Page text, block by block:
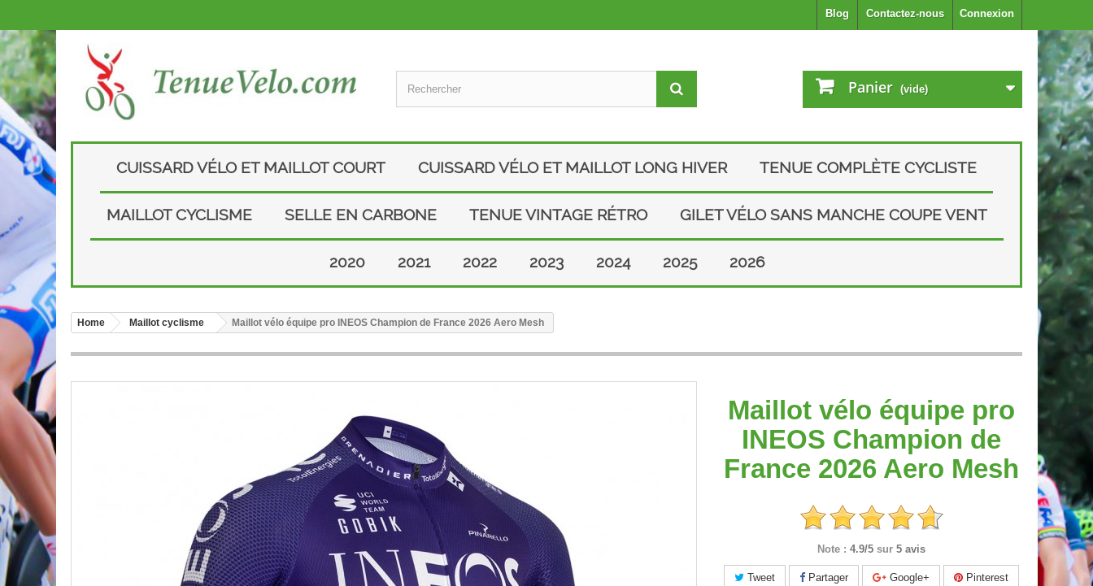
Connexion
Contactez-nous
Blog
Panier (vide)
CUISSARD VÉLO ET MAILLOT COURT CUISSARD VÉLO ET MAILLOT LONG HIVER TENUE COMPLÈTE CYCLISTE
MAILLOT CYCLISME SELLE EN CARBONE TENUE VINTAGE RÉTRO GILET VÉLO SANS MANCHE COUPE VENT
2020 2021 2022 2023 2024 2025 2026
Home Maillot cyclisme Maillot vélo équipe pro INEOS Champion de France 2026 Aero Mesh
Maillot vélo équipe pro
INEOS Champion de
France 2026 Aero Mesh
Note : 4.9/5sur5 avis
Tweet Partager Google+ Pinterest